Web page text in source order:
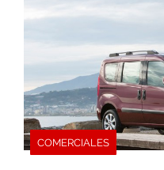
COMERCIALES